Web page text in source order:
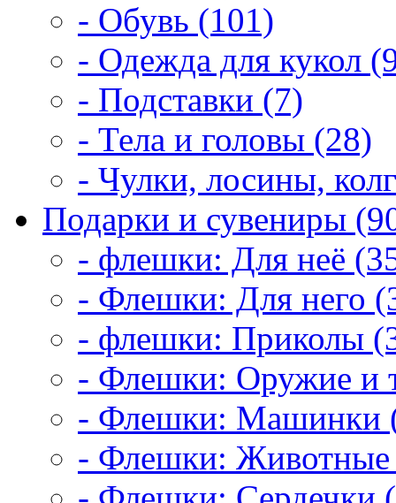
- Обувь (101)
- Одежда для кукол
- Подставки (7)
- Тела и головы (28)
- Чулки, лосины,
Подарки и сувениры
- флешки: Для неё
- Флешки: Для него
- флешки: Приколы
- Флешки: Оружие и
- Флешки: Машинки
- Флешки: Животные